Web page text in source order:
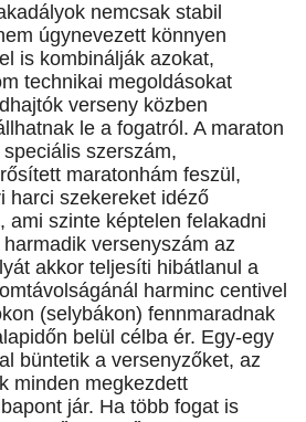
nemcsak stabil
úgynevezett könnyen
is kombinálják azokat,
technikai megoldásokat
verseny közben
le a fogatról. A maraton
szerszám,
maratonhám feszül,
harci szekereket idéző
ami szinte képtelen felakadni
versenyszám az
akkor teljesíti hibátlanul a
harminc centivel
(selybákon) fennmaradnak
belül célba ér. Egy-egy
büntetik a versenyzőket, az
minden megkezdett
jár. Ha több fogat is